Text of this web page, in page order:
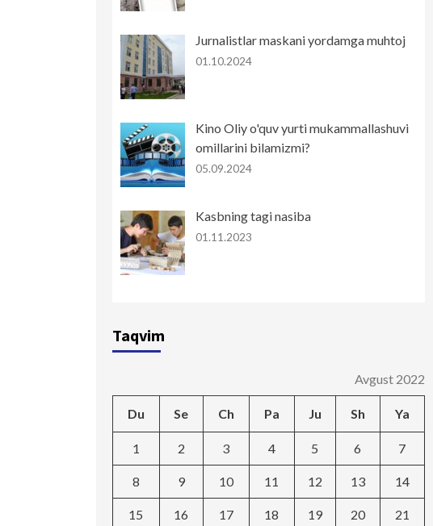
Jurnalistlar maskani yordamga muhtoj
01.10.2024
Kino Oliy o'quv yurti mukammallashuvi
omillarini bilamizmi?
05.09.2024
Kasbning tagi nasiba
01.11.2023
Taqvim
Avgust 2022
Du Se Ch Pa Ju Sh Ya
1 2 3 4 5 6 7
8 9 10 11 12 13 14
15 16 17 18 19 20 21